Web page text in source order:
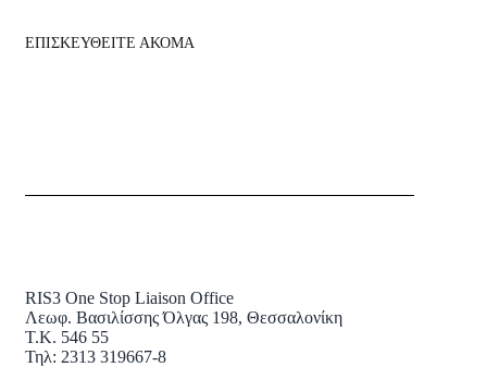
ΕΠΙΣΚΕΥΘΕΙΤΕ ΑΚΟΜΑ
RIS3 One Stop Liaison Office
Λεωφ. Βασιλίσσης Όλγας 198, Θεσσαλονίκη
Τ.Κ. 546 55
Τηλ: 2313 319667-8